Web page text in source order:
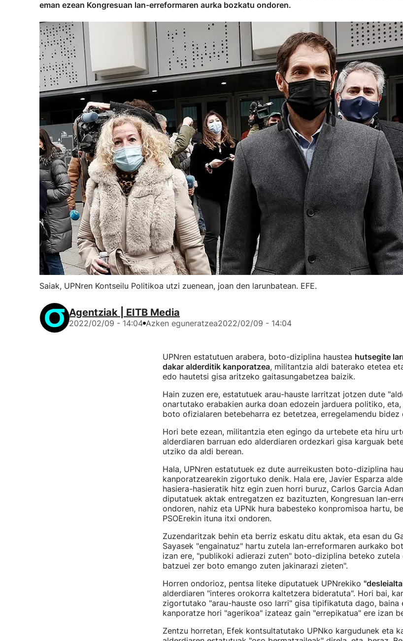
eman ezean Kongresuan lan-erreformaren aurka bozkatu ondoren.
Saiak, UPNren Kontseilu Politikoa utzi zuenean, joan den larunbatean. EFE.
Agentziak | EITB Media
2022/02/09 - 14:04 Azken eguneratzea2022/02/09 - 14:04
UPNren estatutuen arabera, boto-diziplina haustea hutsegite
dakar alderditik kanporatzea, militantzia aldi baterako etetea
edo hautetsi gisa aritzeko gaitasungabetzea baizik.
Hain zuzen ere, estatutuek arau-hauste larritzat jotzen dute
onartutako erabakien aurka doan edozein jarduera politiko,
boto ofizialaren betebeharra ez betetzea, erregelamendu bidez
Hori bete ezean, militantzia eten egingo da urtebete eta hiru
alderdiaren barruan edo alderdiaren ordezkari gisa karguak
utziko da aldi berean.
Hala, UPNren estatutuek ez dute aurreikusten boto-diziplina
kanporatzearekin zigortuko denik. Hala ere, Javier Esparza
hasiera-hasieratik hitz egin zuen horri buruz, Carlos Garcia
diputatuek aktak entregatzen ez bazituzten, Kongresuan lan-
ondoren, nahiz eta UPNk hura babesteko konpromisoa hartu,
PSOErekin ituna itxi ondoren.
Zuzendaritzak behin eta berriz eskatu ditu aktak, eta esan du
Sayasek "engainatuz" hartu zutela lan-erreformaren aurkako
izan ere, "publikoki adierazi zuten" boto-diziplina beteko
batzuei zer boto emango zuten jakinarazi zieten".
Horren ondorioz, pentsa liteke diputatuek UPNrekiko
alderdiaren "interes orokorra kaltetzera bideratuta". Hori bai,
zigortutako "arau-hauste oso larri" gisa tipifikatuta dago, baina
kanporatze hori "agerikoa" izateaz gain "errepikatua" ere izan
Zentzu horretan, Efek kontsultatutako UPNko kargudunek eta